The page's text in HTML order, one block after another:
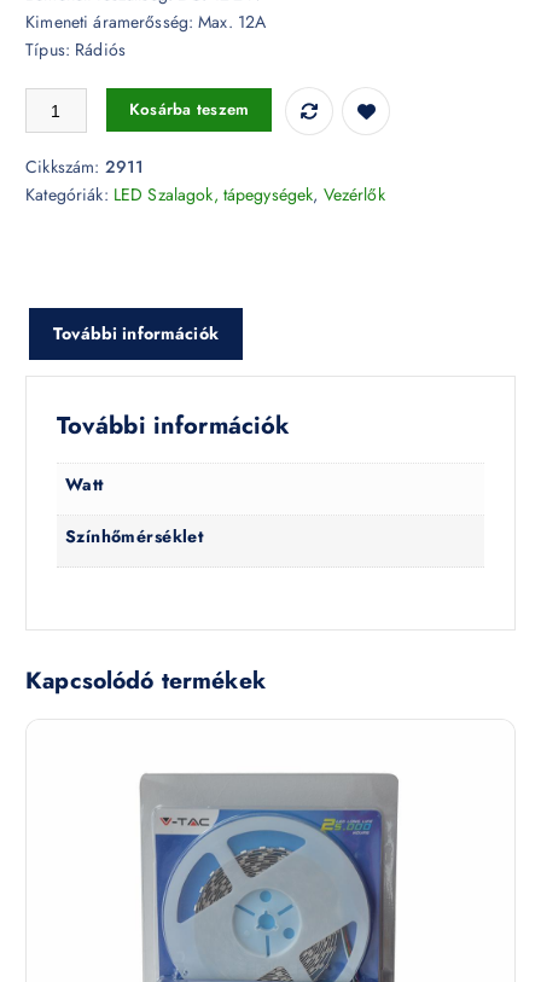
Kimeneti áramerősség: Max. 12A
Típus: Rádiós
Rádiós vezérlő egyszínű szalagokhoz - 2911 mennyiség
Kosárba teszem
Cikkszám: 2911
Kategóriák: LED Szalagok, tápegységek, Vezérlők
További információk
További információk
Watt
Színhőmérséklet
Kapcsolódó termékek